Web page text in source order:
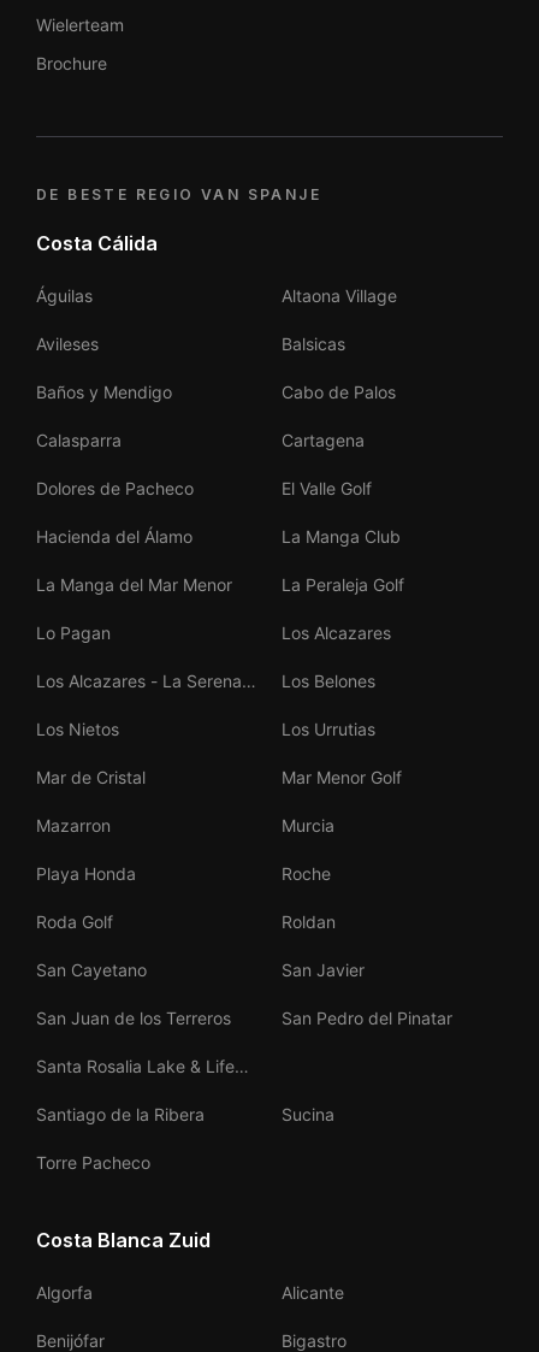
Wielerteam
Brochure
DE BESTE REGIO VAN SPANJE
Costa Cálida
Águilas Altaona Village
Avileses Balsicas
Baños y Mendigo Cabo de Palos
Calasparra Cartagena
Dolores de Pacheco El Valle Golf
Hacienda del Álamo La Manga Club
La Manga del Mar Menor La Peraleja Golf
Lo Pagan Los Alcazares
Los Alcazares - La Serena
Los Belones
Los Nietos Los Urrutias
Mar de Cristal Mar Menor Golf
Mazarron Murcia
Playa Honda Roche
Roda Golf Roldan
San Cayetano San Javier
San Juan de los Terreros San Pedro del Pinatar
Santa Rosalia Lake & Life
Santiago de la Ribera
Sucina
Torre Pacheco
Costa Blanca Zuid
Algorfa Alicante
Benijófar Bigastro